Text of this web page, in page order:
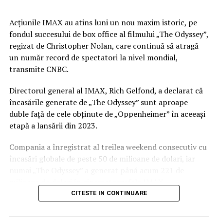
NU RATATI
Parteneriat pentru grijă și demnitate: Memorial Pet
și MegaVet Constanța își unesc forțele în sprijinul
animalelor de companie
Acţiunile IMAX au atins luni un nou maxim istoric, pe
fondul succesului de box office al filmului „The Odyssey”,
regizat de Christopher Nolan, care continuă să atragă
un număr record de spectatori la nivel mondial,
transmite CNBC.
Directorul general al IMAX, Rich Gelfond, a declarat că
încasările generate de „The Odyssey” sunt aproape
duble faţă de cele obţinute de „Oppenheimer” în aceeaşi
etapă a lansării din 2023.
Compania a înregistrat al treilea weekend consecutiv cu
încasări globale de peste 50 de milioane de dolari, iar
reprezentând aproape un sfert din încasările totale ale
CITESTE IN CONTINUARE